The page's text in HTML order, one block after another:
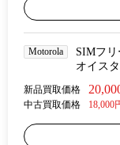
Motorola
SIMフリ
オイス
新品買取価格
中古買取価格 18,000